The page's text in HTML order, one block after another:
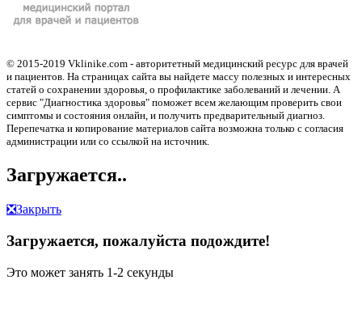
© 2015-2019 Vklinike.com - авторитетный медицинский ресурс для врачей
и пациентов. На страницах сайта вы найдете массу полезных и интересных
статей о сохранении здоровья, о профилактике заболеваний и лечении. А
сервис "Диагностика здоровья" поможет всем желающим проверить свои
симптомы и состояния онлайн, и получить предварительный диагноз.
Перепечатка и копирование материалов сайта возможна только с согласия
администрации или со ссылкой на источник.
Загружается..
❎Закрыть
Загружается, пожалуйста подождите!
Это может занять 1-2 секунды